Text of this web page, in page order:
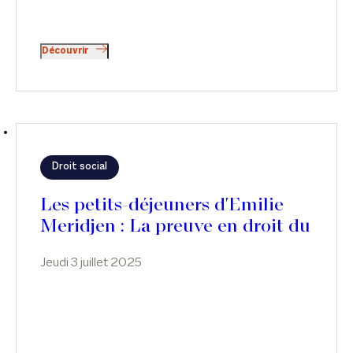
Découvrir
Droit social
Jeudi 3 juillet 2025
Les petits-déjeuners d'Emilie
Meridjen : La preuve en droit du